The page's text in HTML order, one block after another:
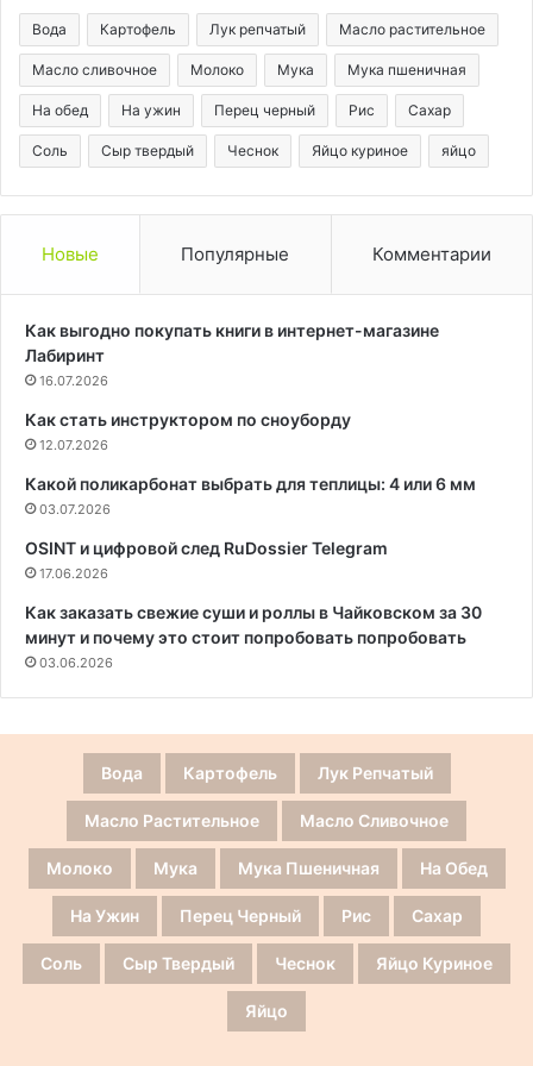
Вода Картофель Лук репчатый Масло растительное
Масло сливочное Молоко Мука Мука пшеничная
На обед На ужин Перец черный Рис Сахар
Соль Сыр твердый Чеснок Яйцо куриное яйцо
Новые Популярные Комментарии
Как выгодно покупать книги в интернет-магазине
Лабиринт
16.07.2026
Как стать инструктором по сноуборду
12.07.2026
Какой поликарбонат выбрать для теплицы: 4 или 6 мм
03.07.2026
OSINT и цифровой след RuDossier Telegram
17.06.2026
Как заказать свежие суши и роллы в Чайковском за 30
минут и почему это стоит попробовать попробовать
03.06.2026
Вода Картофель Лук Репчатый
Масло Растительное Масло Сливочное
Молоко Мука Мука Пшеничная На Обед
На Ужин Перец Черный Рис Сахар
Соль Сыр Твердый Чеснок Яйцо Куриное
Яйцо